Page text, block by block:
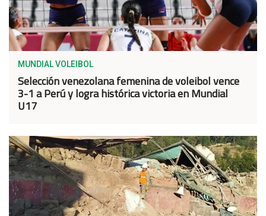
MUNDIAL VOLEIBOL
Selección venezolana femenina de voleibol vence
3-1 a Perú y logra histórica victoria en Mundial
U17